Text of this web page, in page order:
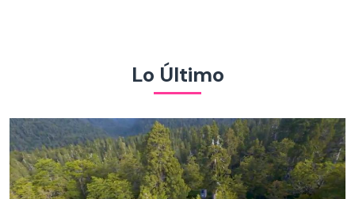
Lo Último